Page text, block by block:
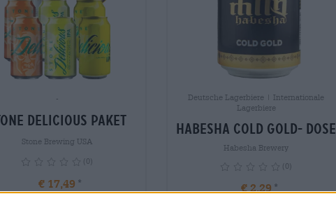
-
Delicious Paket
Stone Brewing USA
(0)
€ 17,49
Deutsche Lagerbiere | Internationale
Lagerbiere
Habesha Cold Gold- Dose
Habesha Brewery
(0)
€ 2,29